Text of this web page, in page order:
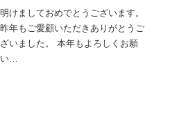
明けましておめでとうございます。
昨年もご愛顧いただきありがとうご
ざいました。 本年もよろしくお願
い…